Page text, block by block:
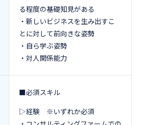
る程度の基礎知見がある
・新しいビジネスを生み出すこ
とに対して前向きな姿勢
・自ら学ぶ姿勢
・対人関係能力
■必須スキル
▷経験 ※いずれか必須